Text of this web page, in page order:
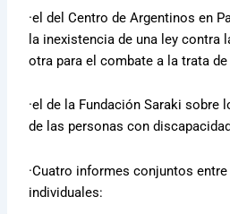
·el del Centro de Argentinos en
la inexistencia de una ley contra
otra para el combate a la trata
·el de la Fundación Saraki sobre
de las personas con
·Cuatro informes conjuntos
individuales: